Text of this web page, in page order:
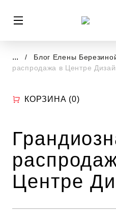
... Блог Елены
распродажа в Центре
КОРЗИНА (0)
Центре